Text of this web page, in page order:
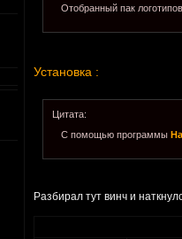
Отобранный пак
Установка :
Цитата:
С помощью программы
Разбирал тут винч и